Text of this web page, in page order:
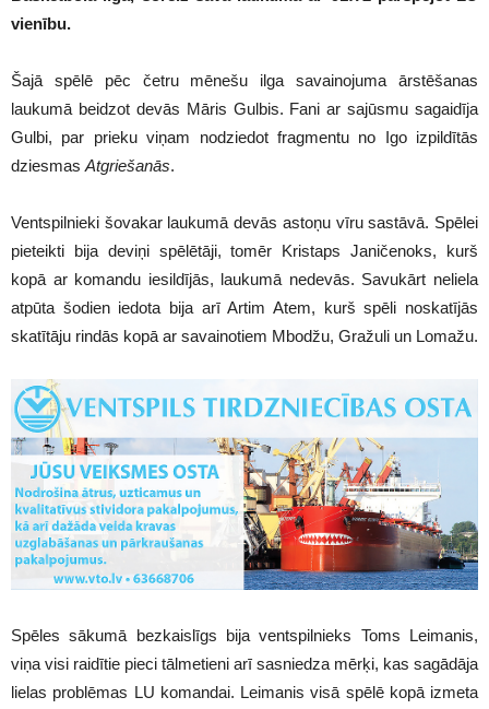
vienību.
Šajā spēlē pēc četru mēnešu ilga savainojuma ārstēšanas
laukumā beidzot devās Māris Gulbis. Fani ar sajūsmu sagaidīja
Gulbi, par prieku viņam nodziedot fragmentu no Igo izpildītās
dziesmas Atgriešanās.
Ventspilnieki šovakar laukumā devās astoņu vīru sastāvā. Spēlei
pieteikti bija deviņi spēlētāji, tomēr Kristaps Janičenoks, kurš
kopā ar komandu iesildījās, laukumā nedevās. Savukārt neliela
atpūta šodien iedota bija arī Artim Atem, kurš spēli noskatījās
skatītāju rindās kopā ar savainotiem Mbodžu, Gražuli un Lomažu.
Spēles sākumā bezkaislīgs bija ventspilnieks Toms Leimanis,
viņa visi raidītie pieci tālmetieni arī sasniedza mērķi, kas sagādāja
lielas problēmas LU komandai. Leimanis visā spēlē kopā izmeta